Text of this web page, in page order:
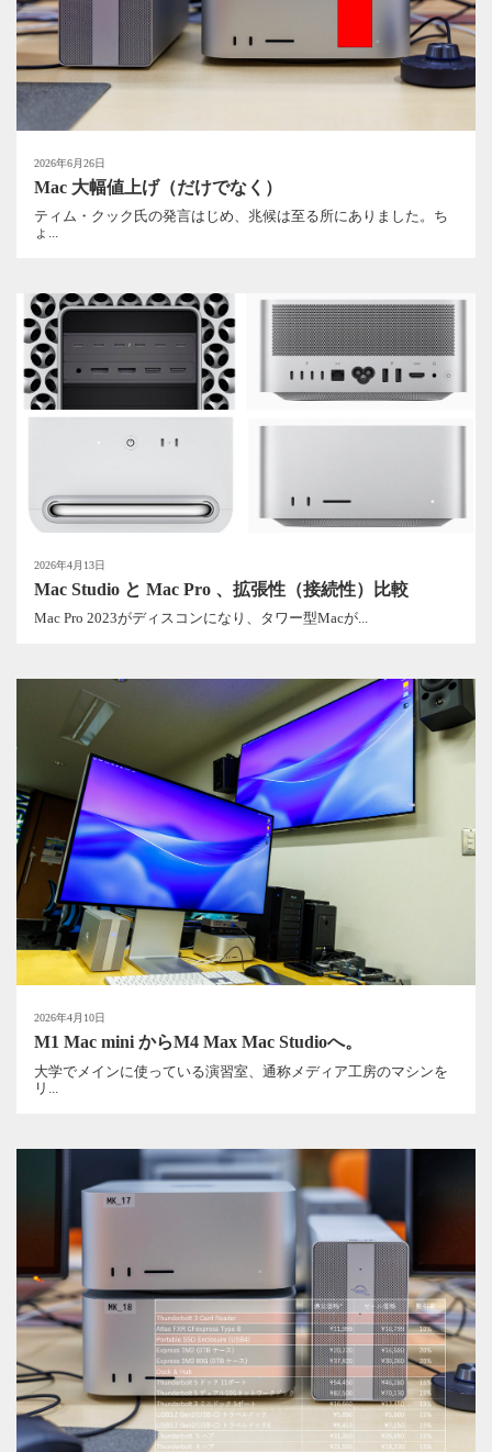
2026年6月26日
Mac 大幅値上げ（だけでなく）
ティム・クック氏の発言はじめ、兆候は至る所にありました。ち
ょ...
2026年4月13日
Mac Studio と Mac Pro 、拡張性（接続性）比較
Mac Pro 2023がディスコンになり、タワー型Macが...
2026年4月10日
M1 Mac mini からM4 Max Mac Studioへ。
大学でメインに使っている演習室、通称メディア工房のマシンを
リ...